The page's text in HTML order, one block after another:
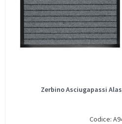
Zerbino Asciugapassi
Codice: